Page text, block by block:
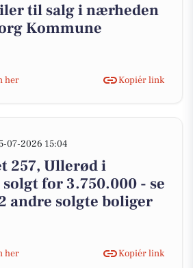
til salg i nærheden
Kommune
her
Kopiér link
07-2026 15:04
257, Ullerød i
for 3.750.000 - se
andre solgte boliger
her
Kopiér link